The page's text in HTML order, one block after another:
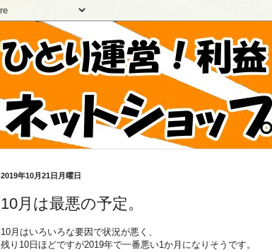
2019年10月21日月曜日
10月は最悪の予定。
10月はいろいろな要因で状況が悪く、
残り10日ほどですが2019年で一番悪い1か月になりそうです。